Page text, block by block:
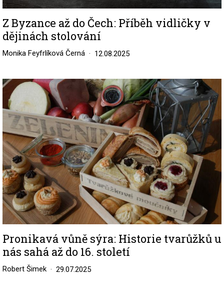
Z Byzance až do Čech: Příběh vidličky v
dějinách stolování
Monika Feyfrlíková Černá 12.08.2025
Image
Pronikavá vůně sýra: Historie tvarůžků u
nás sahá až do 16. století
Robert Šimek 29.07.2025